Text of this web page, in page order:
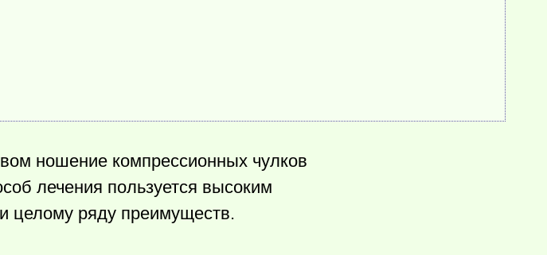
ношение компрессионных чулков
лечения пользуется высоким
целому ряду преимуществ.